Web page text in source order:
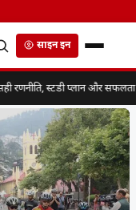
साइन इन
स्टडी प्लान और सफलता